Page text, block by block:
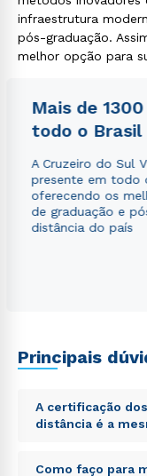
infraestrutura
pós-graduação.
melhor opção para
Mais de
todo o Brasil
A Cruzeiro do Sul
presente em todo
oferecendo os
de graduação e
distância do país
Principais
A certificação
distância é a
Sed ut
Como faço para
Estou de acordo
autorizo que